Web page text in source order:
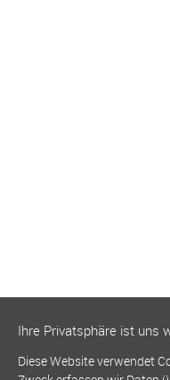
Ihre Privatsphäre ist uns
Diese Website verwendet